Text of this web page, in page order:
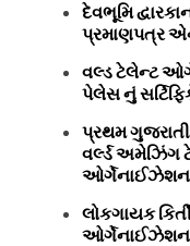
દેવભૂમિ
પ્રમાણપત્ર
વલ્ડ ટેલેન્ટ
પેલેસ નું
પ્રથમ
વર્લ્ડ અમેઝિંગ
લોકગાયક